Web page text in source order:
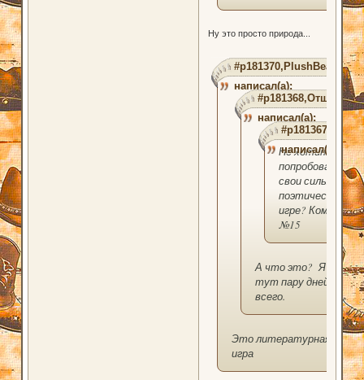
Ну это просто природа...
#p181370,PlushBear
написал(а):
написал(а):
написал(а):
Не хотите
попробовать
свои силы в
поэтической
игре? Компот
№15
А что это? Я
тут пару дней
всего.
Это литературная
игра